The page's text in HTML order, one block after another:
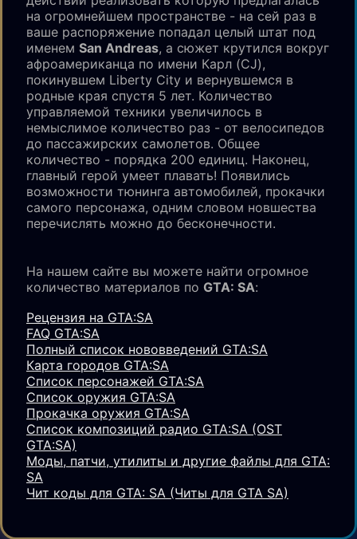
на огромнейшем пространстве - на сей раз в
ваше распоряжение попадал целый штат под
именем San Andreas, а сюжет крутился вокруг
афроамериканца по имени Карл (CJ),
покинувшем Liberty City и вернувшемся в
родные края спустя 5 лет. Количество
управляемой техники увеличилось в
немыслимое количество раз - от велосипедов
до пассажирских самолетов. Общее
количество - порядка 200 единиц. Наконец,
главный герой умеет плавать! Появились
возможности тюнинга автомобилей, прокачки
самого персонажа, одним словом новшества
перечислять можно до бесконечности.
На нашем сайте вы можете найти огромное
количество материалов по GTA: SA:
Рецензия на GTA:SA
FAQ GTA:SA
Полный список нововведений GTA:SA
Карта городов GTA:SA
Список персонажей GTA:SA
Список оружия GTA:SA
Прокачка оружия GTA:SA
Список композиций радио GTA:SA (OST
GTA:SA)
Моды, патчи, утилиты и другие файлы для GTA:
SA
Чит коды для GTA: SA (Читы для GTA SA)